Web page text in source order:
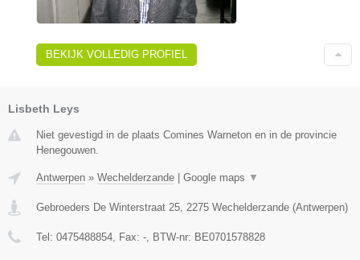
BEKIJK VOLLEDIG PROFIEL
Lisbeth Leys
Niet gevestigd in de plaats Comines Warneton en in de provincie
Henegouwen.
Antwerpen » Wechelderzande Google maps ▼
Gebroeders De Winterstraat 25, 2275 Wechelderzande (Antwerpen)
Tel: 0475488854, Fax: -, BTW-nr: BE0701578828